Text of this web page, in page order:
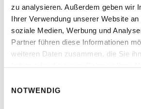
zu analysieren. Außerdem geben wir
Ihrer Verwendung unserer Website
soziale Medien, Werbung und
Partner führen diese Informationen
weiteren Daten zusammen, die Sie
NOTWENDIG
Kostenlose
Experten.
+49 231 999916-0